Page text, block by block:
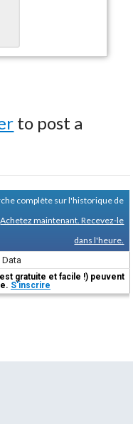
to post a
complète sur l'historique de
Achetez maintenant. Recevez-le
dans l'heure.
gratuite et facile !) peuvent
S'inscrire